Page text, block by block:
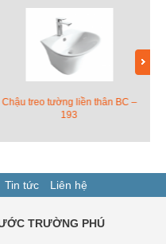
Chậu treo tường liền thân BC –
193
Tin tức Liên hệ
TRƯỜNG PHÚ